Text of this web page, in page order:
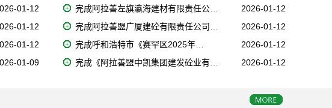
01-12
01-12
01-12
01-09
2026-01-12
完成阿拉善左旗瀛海建材有限责任公…
2026-01-12
完成阿拉善盟广厦建砼有限责任公司…
2026-01-12
完成呼和浩特市《赛罕区2025年…
2026-01-12
完成《阿拉善盟中凯集团建发砼业有…